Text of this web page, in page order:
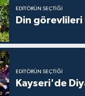
EDITÖRÜN SEÇTIĞI
Din görevlileri
EDITÖRÜN SEÇTIĞI
Kayseri'de